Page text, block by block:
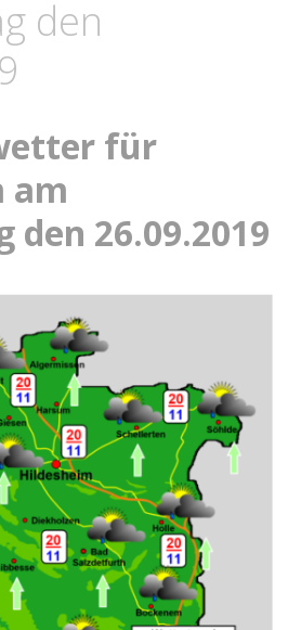
den
für
am
den 26.09.2019